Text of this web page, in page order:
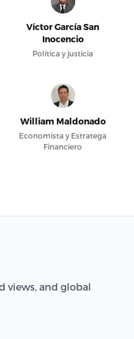
Víctor García San
Inocencio
Política y justicia
William Maldonado
Economista y Estratega
Financiero
views, and global